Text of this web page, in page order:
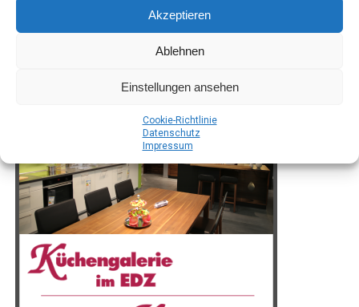
Akzeptieren
Ablehnen
Einstellungen ansehen
Coo­kie-Richt­li­nie
Daten­schutz
Impres­sum